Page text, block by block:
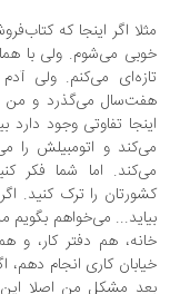
اگر اینجا که کتاب‌فروشی
می‌شوم. ولی با همان
می‌کنم. ولی آدم
می‌گذرد و من هرروز
تفاوتی وجود دارد بین
و اتومبیلش را
اما شما فکر کنید
را ترک کنید. اگر
می‌خواهم بگویم من
هم دفتر کار، و هم
کاری انجام دهم، اگر
مشکل من اصلا این